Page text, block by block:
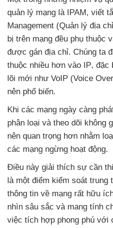
quản lý mạng là IPAM, viết
Management (Quản lý địa
bị trên mạng đều phụ thuộc
được gán địa chỉ. Chúng ta
thuộc nhiều hơn vào IP, đặc
lõi mới như VoIP (Voice
nên phổ biến.
Khi các mạng ngày càng
phân loại và theo dõi không
nên quan trọng hơn nhằm
các mạng ngừng hoạt động.
Điều này giải thích sự cần
là một điểm kiểm soát trung
thông tin về mạng rất hữu
nhìn sâu sắc và mang tính
việc tích hợp phong phú với